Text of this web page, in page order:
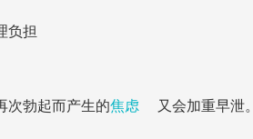
负担
次勃起而产生的焦虑 又会加重早泄。